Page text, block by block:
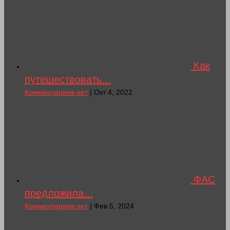
Как
путешествовать...
Комментариев нет| Окт 4, 2022
ФАС
предложила...
Комментариев нет| Фев 5, 2024